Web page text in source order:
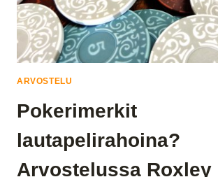
ARVOSTELU
Pokerimerkit
lautapelirahoina?
Arvostelussa Roxley